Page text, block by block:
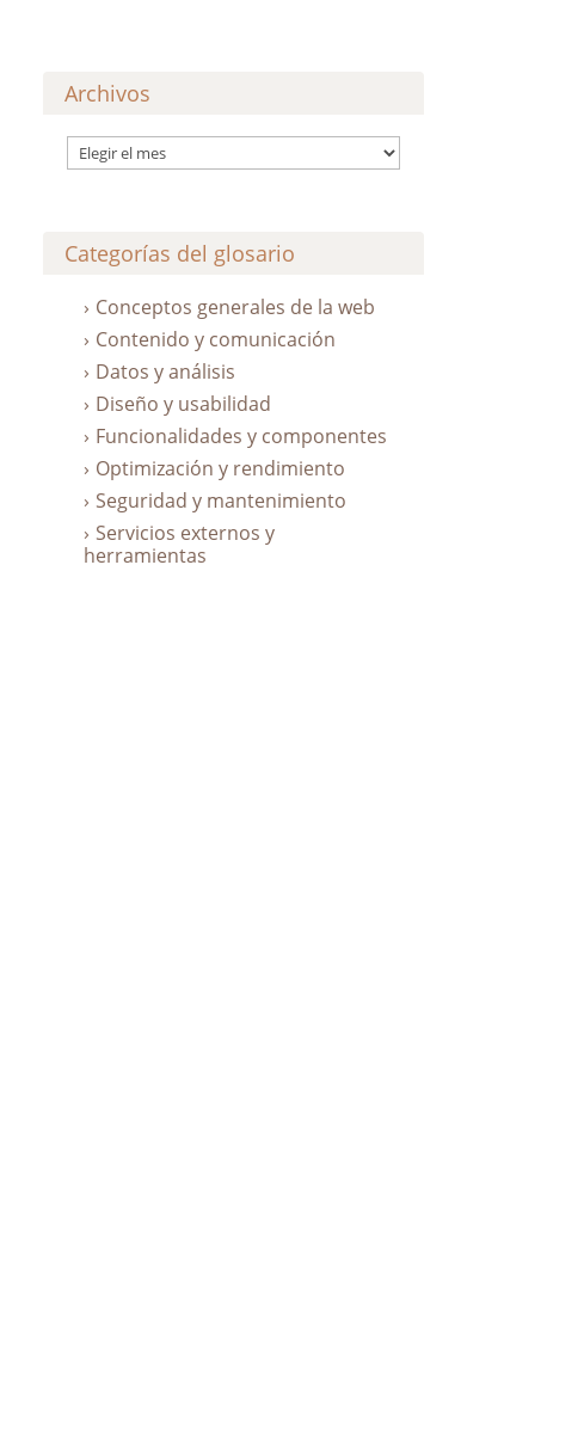
Archivos
Archivos
Categorías del glosario
Conceptos generales de la web
Contenido y comunicación
Datos y análisis
Diseño y usabilidad
Funcionalidades y componentes
Optimización y rendimiento
Seguridad y mantenimiento
Servicios externos y
herramientas